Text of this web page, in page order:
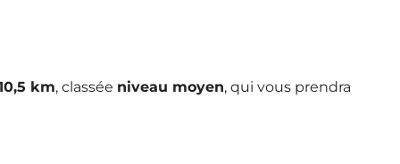
km, classée niveau moyen, qui vous prendra